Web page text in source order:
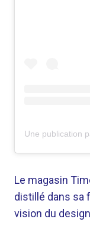
Le magasin
distillé dans sa
vision du